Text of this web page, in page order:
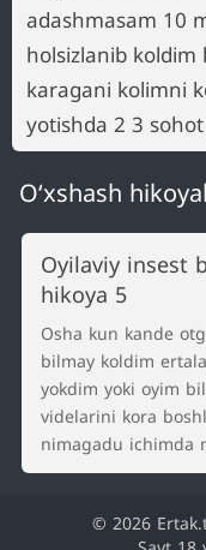
adashmasam 10
holsizlanib
karagani kolimni
yotishda 2 3
O‘xshash
Oyilaviy insest
hikoya 5
Osha kun kande
bilmay koldim
yokdim yoki oyim
videlarini kora
nimagadu ichimda
akamga tortar edi
ham hohlap koldim
© 2026